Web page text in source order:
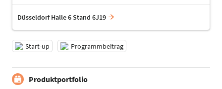
Düsseldorf Halle 6 Stand 6J19
Start-up Programmbeitrag
Produktportfolio